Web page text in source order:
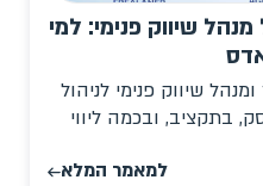
שיווק פנימי: למי
שיווק פנימי לניהול
בתקציב, ובכמה ליווי
למאמר המלא